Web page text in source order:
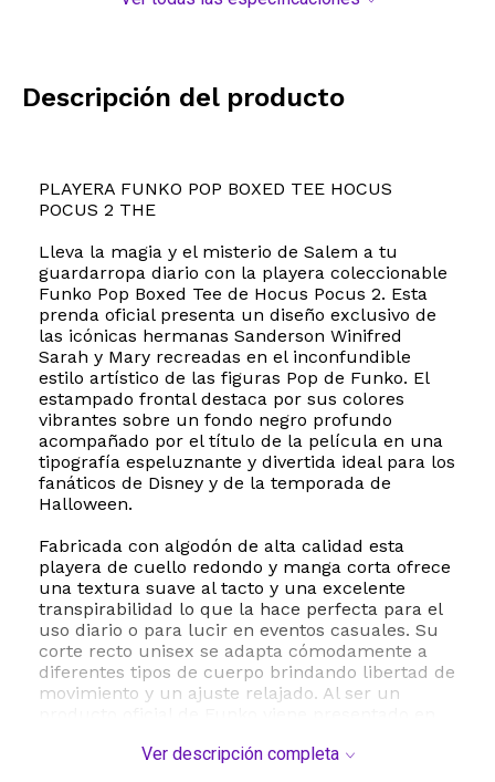
Descripción del producto
PLAYERA FUNKO POP BOXED TEE HOCUS
POCUS 2 THE
Lleva la magia y el misterio de Salem a tu
guardarropa diario con la playera coleccionable
Funko Pop Boxed Tee de Hocus Pocus 2. Esta
prenda oficial presenta un diseño exclusivo de
las icónicas hermanas Sanderson Winifred
Sarah y Mary recreadas en el inconfundible
estilo artístico de las figuras Pop de Funko. El
estampado frontal destaca por sus colores
vibrantes sobre un fondo negro profundo
acompañado por el título de la película en una
tipografía espeluznante y divertida ideal para los
fanáticos de Disney y de la temporada de
Halloween.
Fabricada con algodón de alta calidad esta
playera de cuello redondo y manga corta ofrece
una textura suave al tacto y una excelente
transpirabilidad lo que la hace perfecta para el
uso diario o para lucir en eventos casuales. Su
corte recto unisex se adapta cómodamente a
diferentes tipos de cuerpo brindando libertad de
movimiento y un ajuste relajado. Al ser un
convierte en el regalo perfecto para
Ver descripción completa